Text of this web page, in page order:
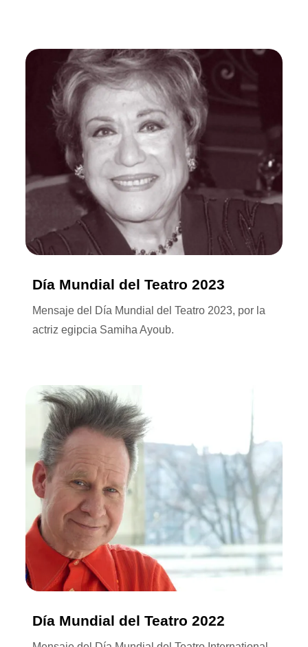
Día Mundial del Teatro 2023
Mensaje del Día Mundial del Teatro 2023, por la
actriz egipcia Samiha Ayoub.
Día Mundial del Teatro 2022